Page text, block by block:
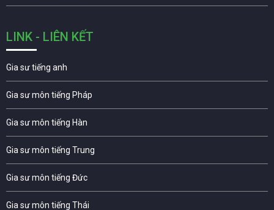
LINK - LIÊN KẾT
Gia sư tiếng anh
Gia sư môn tiếng Pháp
Gia sư môn tiếng Hàn
Gia sư môn tiếng Trung
Gia sư môn tiếng Đức
Gia sư môn tiếng Thái